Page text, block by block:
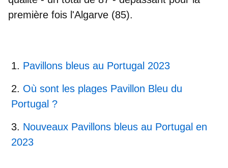
première fois l'Algarve (85).
Pavillons bleus au Portugal 2023
Où sont les plages Pavillon Bleu du
Portugal ?
Nouveaux Pavillons bleus au Portugal en
2023